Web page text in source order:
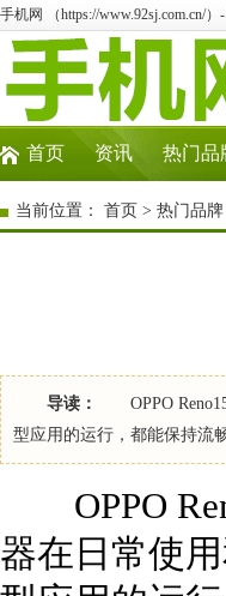
手机网 （https://www.92sj.com.cn/
首页 资讯 热门品
当前位置： 首页 > 热门品牌
导读：
OPPO
型应用的运行，都能保持
OPPO
器在日常使